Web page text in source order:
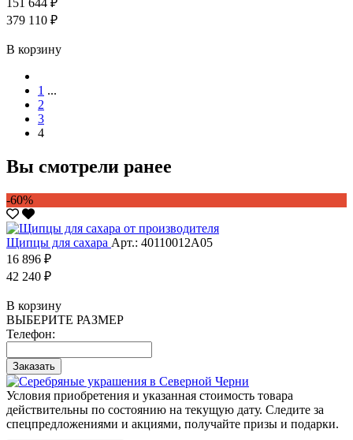
379 110 ₽
В корзину
1 ...
2
3
4
Вы смотрели ранее
-60%
Щипцы для сахара Арт.: 40110012А05
16 896 ₽
42 240 ₽
В корзину
ВЫБЕРИТЕ РАЗМЕР
Телефон:
Заказать
Условия приобретения и указанная стоимость товара
действительны по состоянию на текущую дату. Следите за
спецпредложениями и акциями, получайте призы и подарки.